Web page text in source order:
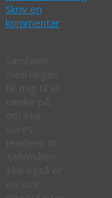
Skriv en
kommentar